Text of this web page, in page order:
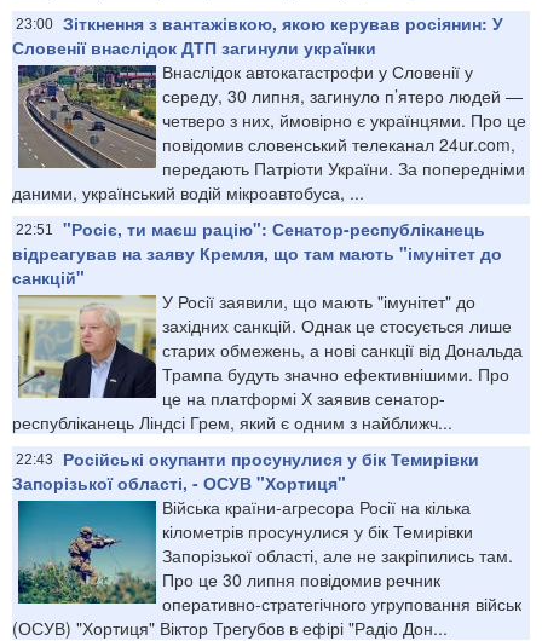
23:00 Зіткнення з вантажівкою, якою керував росіянин: У
Словенії внаслідок ДТП загинули українки
Внаслідок автокатастрофи у Словенії у
середу, 30 липня, загинуло п’ятеро людей —
четверо з них, ймовірно є українцями. Про це
повідомив словенський телеканал 24ur.com,
передають Патріоти України. За попередніми
даними, український водій мікроавтобуса, ...
22:51
"Росіє, ти маєш рацію": Сенатор-республіканець
відреагував на заяву Кремля, що там мають "імунітет до
санкцій"
У Росії заявили, що мають "імунітет" до
західних санкцій. Однак це стосується лише
старих обмежень, а нові санкції від Дональда
Трампа будуть значно ефективнішими. Про
це на платформі Х заявив сенатор-
республіканець Ліндсі Грем, який є одним з найближч...
22:43
Російські окупанти просунулися у бік Темирівки
Запорізької області, - ОСУВ "Хортиця"
Війська країни-агресора Росії на кілька
кілометрів просунулися у бік Темирівки
Запорізької області, але не закріпились там.
Про це 30 липня повідомив речник
оперативно-стратегічного угруповання військ
(ОСУВ) "Хортиця" Віктор Трегубов в ефірі "Радіо Дон...